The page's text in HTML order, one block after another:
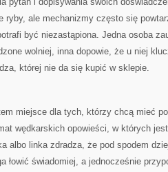
ryby, ale mechanizmy często się
być niezastąpiona. Jedna osoba
wolniej, inna dopowie, że u niej
której nie da się kupić w sklepie.
miejsce dla tych, którzy chcą mieć
wędkarskich opowieści, w których
albo linka zdradza, że pod spodem
łowić świadomiej, a jednocześnie